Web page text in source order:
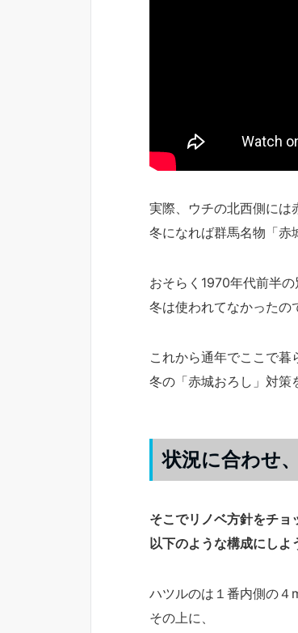
実際、ウチの北西側には
冬になれば群馬名物「赤
おそらく1970年代前半
冬は使われてなかったの
これから通年でここで暮
冬の「赤城おろし」対
状況に合わせ
そこでリノベ方針をチョ
以下のような構成にしよ
ハツルのは１番内側の４
その上に、